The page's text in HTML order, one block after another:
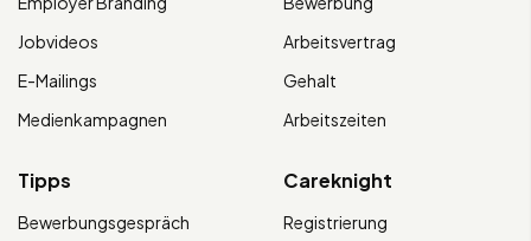
Jobvideos
E-Mailings
Medienkampagnen
Arbeitsvertrag
Gehalt
Arbeitszeiten
Tipps
Bewerbungsgespräch
Careknight
Registrierung